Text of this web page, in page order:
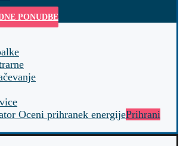
PONUDBE
Oceni prihranek energijePrihrani